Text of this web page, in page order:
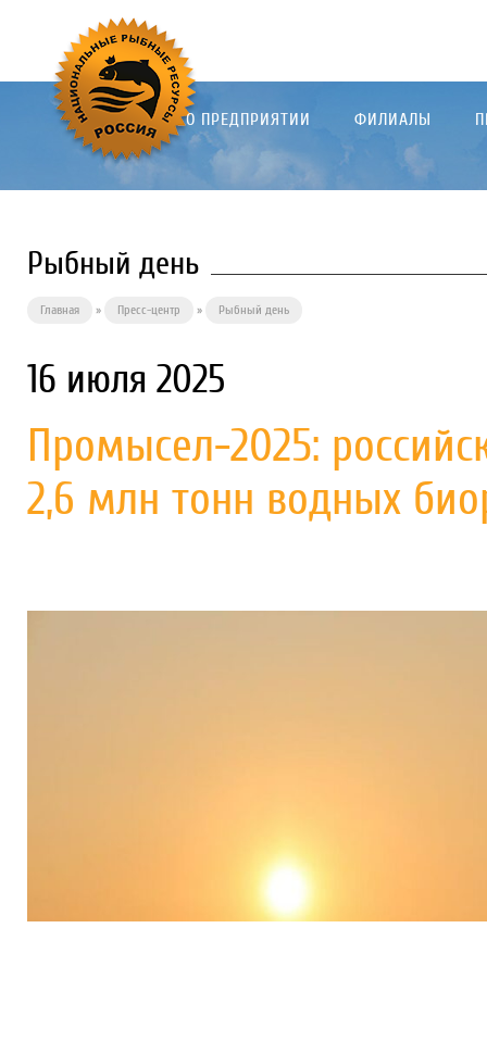
О ПРЕДПРИЯТИИ ФИЛИАЛЫ
Рыбный день
Главная » Пресс-центр » Рыбный день
16 июля 2025
Промысел-2025:
2,6 млн тонн водных